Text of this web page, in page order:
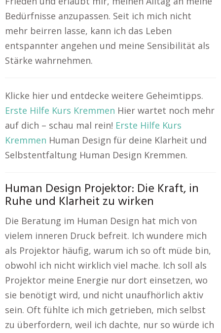
Bedürfnisse anzupassen. Seit ich mich nicht
mehr beirren lasse, kann ich das Leben
entspannter angehen und meine Sensibilität als
Stärke wahrnehmen.
Klicke hier und entdecke weitere Geheimtipps.
Erste Hilfe Kurs Kremmen Hier wartet noch mehr
auf dich – schau mal rein! Erste Hilfe Kurs
Kremmen Human Design für deine Klarheit und
Selbstentfaltung Human Design Kremmen.
Human Design Projektor: Die Kraft, in
Ruhe und Klarheit zu wirken
Die Beratung im Human Design hat mich von
vielem inneren Druck befreit. Ich wundere mich
als Projektor häufig, warum ich so oft müde bin,
obwohl ich nicht wirklich viel mache. Ich soll als
Projektor meine Energie nur dort einsetzen, wo
sie benötigt wird, und nicht unaufhörlich aktiv
sein. Oft fühlte ich mich getrieben, mich selbst
zu überfordern, weil ich dachte, nur so würde ich